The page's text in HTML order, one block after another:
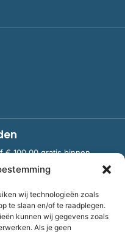
wij technologieën zoals
te slaan en/of te raadplegen.
kunnen wij gegevens zoals
Als je geen
€ 100,00 gratis binnen
levertijden